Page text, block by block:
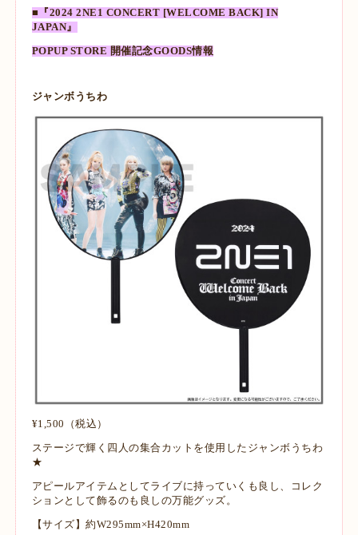
■『2024 2NE1 CONCERT [WELCOME BACK] IN
JAPAN』
POPUP STORE 開催記念GOODS情報
ジャンボうちわ
¥1,500（税込）
ステージで輝く四人の集合カットを使用したジャンボうちわ
★
アピールアイテムとしてライブに持っていくも良し、コレク
ションとして飾るのも良しの万能グッズ。
【サイズ】約W295mm×H420mm